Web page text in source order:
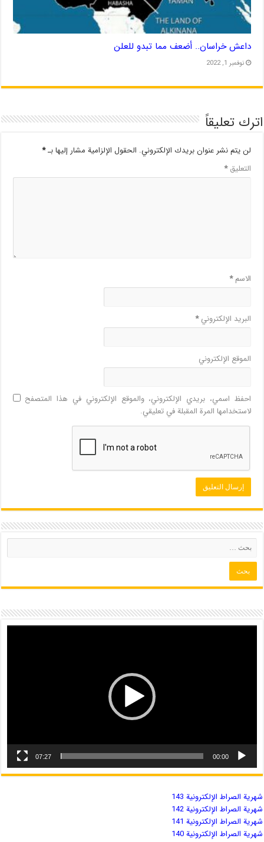
داعش خراسان.. أضعف مما تبدو للعلن
نوفمبر 1, 2022
اترك تعليقاً
لن يتم نشر عنوان بريدك الإلكتروني. الحقول الإلزامية مشار إليها بـ*
التعليق*
الاسم*
البريد الإلكتروني*
الموقع الإلكتروني
احفظ اسمي، بريدي الإلكتروني، والموقع الإلكتروني في هذا المتصفح
لاستخدامها المرة المقبلة في تعليقي.
00:00
07:27
شهریة الصراط الإلكترونية 143
شهریة الصراط الإلكترونية 142
شهریة الصراط الإلكترونية 141
شهریة الصراط الإلكترونية 140